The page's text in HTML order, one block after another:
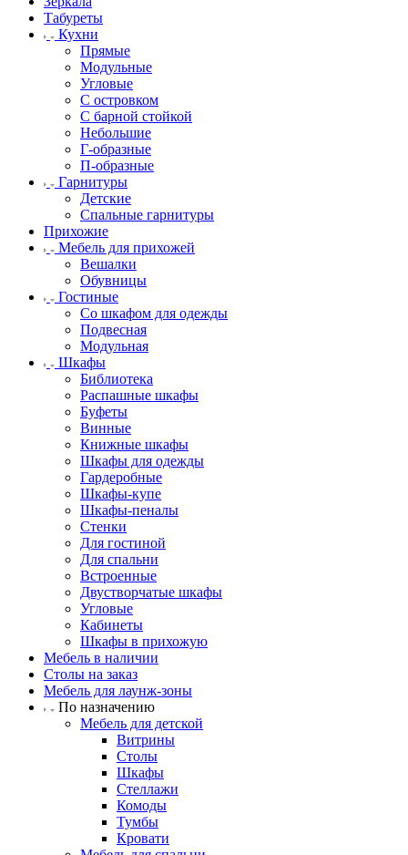
Табуреты
Кухни
Прямые
Модульные
Угловые
С островком
С барной стойкой
Небольшие
Г-образные
П-образные
Гарнитуры
Детские
Спальные гарнитуры
Прихожие
Мебель для прихожей
Вешалки
Обувницы
Гостиные
Со шкафом для одежды
Подвесная
Модульная
Шкафы
Библиотека
Распашные шкафы
Буфеты
Винные
Книжные шкафы
Шкафы для одежды
Гардеробные
Шкафы-купе
Шкафы-пеналы
Стенки
Для гостиной
Для спальни
Встроенные
Двустворчатые шкафы
Угловые
Кабинеты
Шкафы в прихожую
Мебель в наличии
Столы на заказ
Мебель для лаунж-зоны
По назначению
Мебель для детской
Витрины
Столы
Шкафы
Стеллажи
Комоды
Тумбы
Кровати